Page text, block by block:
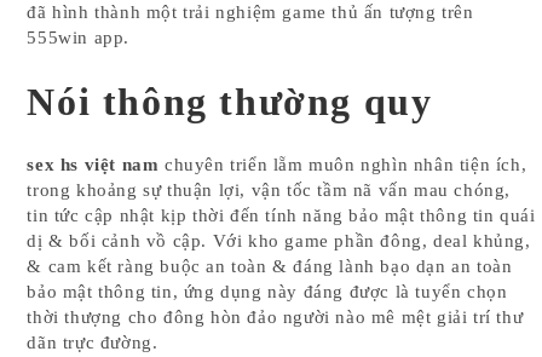
đã hình thành một trải nghiệm game thủ ấn tượng trên
555win app.
Nói thông thường quy
sex hs việt nam chuyên triển lẵm muôn nghìn nhân tiện ích,
trong khoảng sự thuận lợi, vận tốc tầm nã vấn mau chóng,
tin tức cập nhật kịp thời đến tính năng bảo mật thông tin quái
dị & bối cảnh vồ cập. Với kho game phần đông, deal khủng,
& cam kết ràng buộc an toàn & đáng lành bạo dạn an toàn
bảo mật thông tin, ứng dụng này đáng được là tuyển chọn
thời thượng cho đông hòn đảo người nào mê mệt giải trí thư
dãn trực đường.